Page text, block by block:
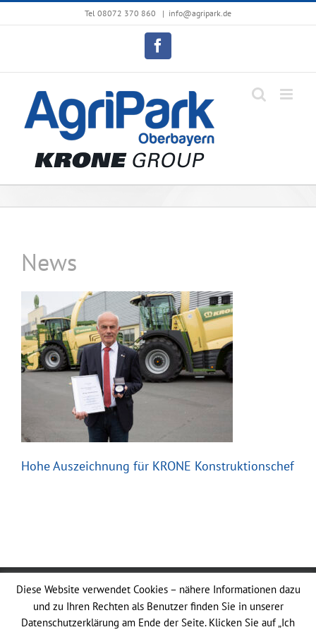
Inhalt
Tel 08072 370 860 | info@agripark.de
Facebook
News
Hohe Auszeichnung für KRONE Konstruktionschef
AgriPark | Alustraße 1 | 83527 Kirchdorf |Datenschutz|
Impressum|AGB
Diese Website verwendet Cookies – nähere Informationen dazu
und zu Ihren Rechten als Benutzer finden Sie in unserer
Datenschutzerklärung am Ende der Seite. Klicken Sie auf „Ich